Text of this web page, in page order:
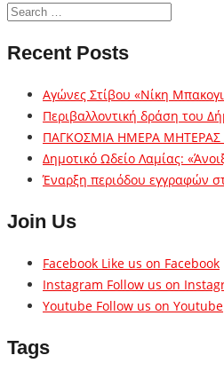
Recent Posts
Αγώνες Στίβου «Νίκη
Περιβαλλοντική δράση του
ΠΑΓΚΟΣΜΙΑ ΗΜΕΡΑ ΜΗΤΕΡΑΣ :
Δημοτικό Ωδείο Λαμίας:
Έναρξη περιόδου εγγραφών
Join Us
Facebook Like us on Facebook
Instagram Follow us on
Youtube Follow us on Youtube
Tags